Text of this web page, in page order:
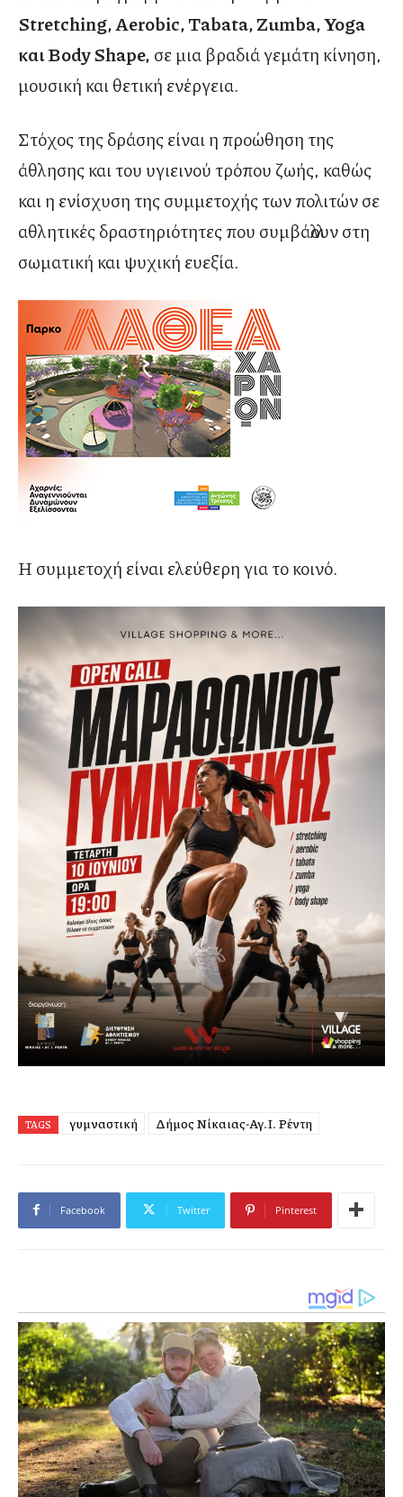
Stretching, Aerobic, Tabata, Zumba, Yoga
και Body Shape, σε μια βραδιά γεμάτη κίνηση,
μουσική και θετική ενέργεια.
Στόχος της δράσης είναι η προώθηση της
άθλησης και του υγιεινού τρόπου ζωής, καθώς
και η ενίσχυση της συμμετοχής των πολιτών σε
αθλητικές δραστηριότητες που συμβάλλουν στη
σωματική και ψυχική ευεξία.
Η συμμετοχή είναι ελεύθερη για το κοινό.
TAGS γυμναστική Δήμος Νίκαιας-Αγ.Ι. Ρέντη
Facebook Twitter Pinterest